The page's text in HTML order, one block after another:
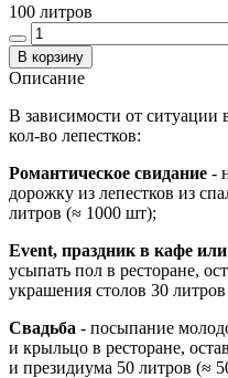
100 литров
В корзину
Описание
В зависимости от ситуации
кол-во лепестков:
Романтическое свидание -
дорожку из лепестков из
литров (≈ 1000 шт);
Event, праздник в кафе
усыпать пол в ресторане,
украшения столов 30
Свадьба - посыпание
и крыльцо в ресторане,
и президиума 50 литров (≈